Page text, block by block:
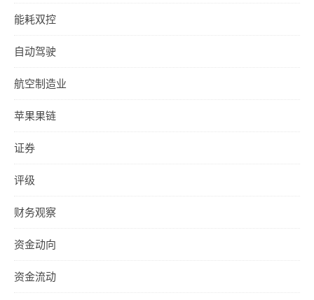
能耗双控
自动驾驶
航空制造业
苹果果链
证券
评级
财务观察
资金动向
资金流动